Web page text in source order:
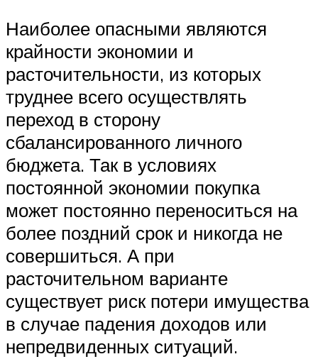
Наиболее опасными являются
крайности экономии и
расточительности, из которых
труднее всего осуществлять
переход в сторону
сбалансированного личного
бюджета. Так в условиях
постоянной экономии покупка
может постоянно переноситься на
более поздний срок и никогда не
совершиться. А при
расточительном варианте
существует риск потери имущества
в случае падения доходов или
непредвиденных ситуаций.